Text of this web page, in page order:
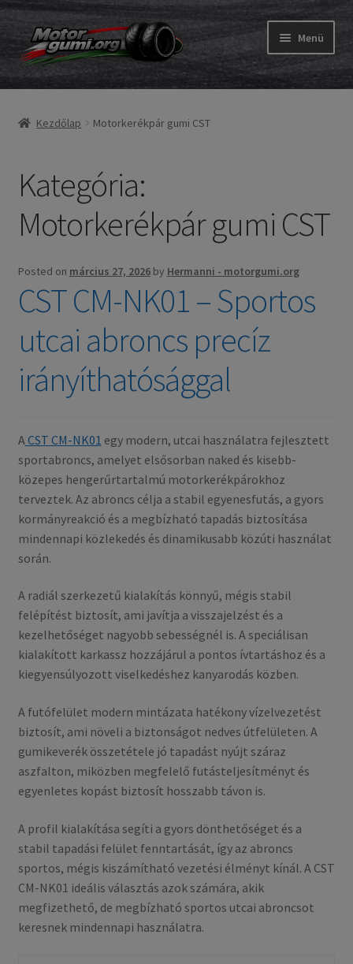
Ugrás
a
navigációhoz
Kilépés
a
tartalomba
Menü
Gumik
Expand
Belső gumi és szalag
Utasítás
Gumi ABC
Expand
child
Tesztek
Kapcs.
Kezdőlap Motorkerékpár gumi CST
Kategória:
Motorkerékpár gumi CST
Posted on március 27, 2026 by Hermanni - motorgumi.org
CST CM-NK01 – Sportos
utcai abroncs precíz
irányíthatósággal
A CST CM-NK01 egy modern, utcai használatra fejlesztett
sportabroncs, amelyet elsősorban naked és kisebb-
közepes hengerűrtartalmú motorkerékpárokhoz
terveztek. Az abroncs célja a stabil egyenesfutás, a gyors
kormányreakció és a megbízható tapadás biztosítása
mindennapi közlekedés és dinamikusabb közúti használat
során.
A radiál szerkezetű kialakítás könnyű, mégis stabil
felépítést biztosít, ami javítja a visszajelzést és a
kezelhetőséget nagyobb sebességnél is. A speciálisan
kialakított karkassz hozzájárul a pontos ívtartáshoz és a
kiegyensúlyozott viselkedéshez kanyarodás közben.
A futófelület modern mintázata hatékony vízelvezetést
biztosít, ami növeli a biztonságot nedves útfelületen. A
gumikeverék összetétele jó tapadást nyújt száraz
aszfalton, miközben megfelelő futásteljesítményt és
egyenletes kopást biztosít hosszabb távon is.
A profil kialakítása segíti a gyors dönthetőséget és a
stabil tapadási felület fenntartását, így az abroncs
sportos, mégis kiszámítható vezetési élményt kínál. A CST
CM-NK01 ideális választás azok számára, akik
megfizethető, de megbízható sportos utcai abroncsot
keresnek mindennapi használatra.